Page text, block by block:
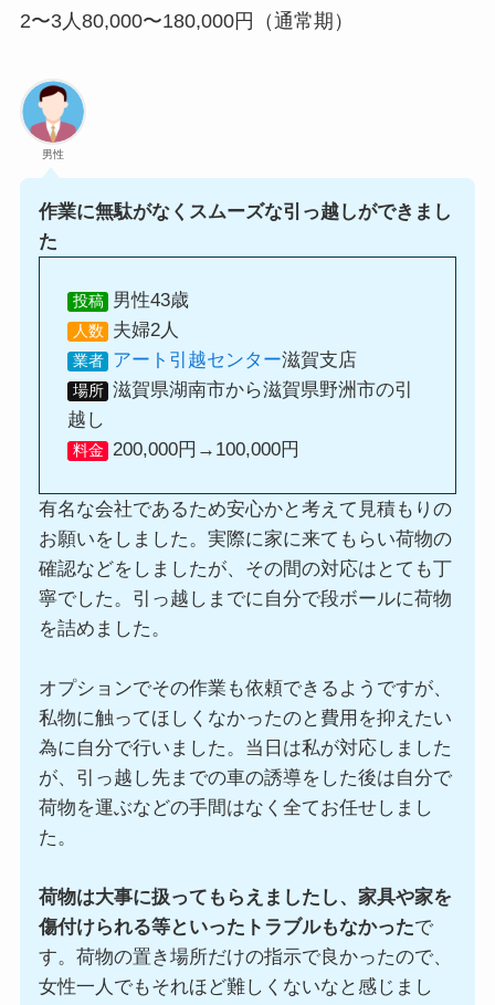
2〜3人80,000〜180,000円（通常期）
男性
作業に無駄がなくスムーズな引っ越しができまし
た
投稿 男性43歳
人数 夫婦2人
業者 アート引越センター滋賀支店
場所 滋賀県湖南市から滋賀県野洲市の引
越し
料金 200,000円→100,000円
有名な会社であるため安心かと考えて見積もりの
お願いをしました。実際に家に来てもらい荷物の
確認などをしましたが、その間の対応はとても丁
寧でした。引っ越しまでに自分で段ボールに荷物
を詰めました。
オプションでその作業も依頼できるようですが、
私物に触ってほしくなかったのと費用を抑えたい
為に自分で行いました。当日は私が対応しました
が、引っ越し先までの車の誘導をした後は自分で
荷物を運ぶなどの手間はなく全てお任せしまし
た。
荷物は大事に扱ってもらえましたし、家具や家を
傷付けられる等といったトラブルもなかったで
す。荷物の置き場所だけの指示で良かったので、
女性一人でもそれほど難しくないなと感じまし